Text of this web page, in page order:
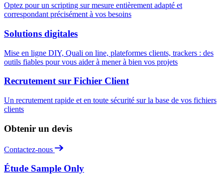
Optez pour un scripting sur mesure entièrement adapté et
correspondant précisément à vos besoins
Solutions digitales
Mise en ligne DIY, Quali on line, plateformes clients, trackers : des
outils fiables pour vous aider à mener à bien vos projets
Recrutement sur Fichier Client
Un recrutement rapide et en toute sécurité sur la base de vos fichiers
clients
Obtenir un devis
Contactez-nous
Étude Sample Only